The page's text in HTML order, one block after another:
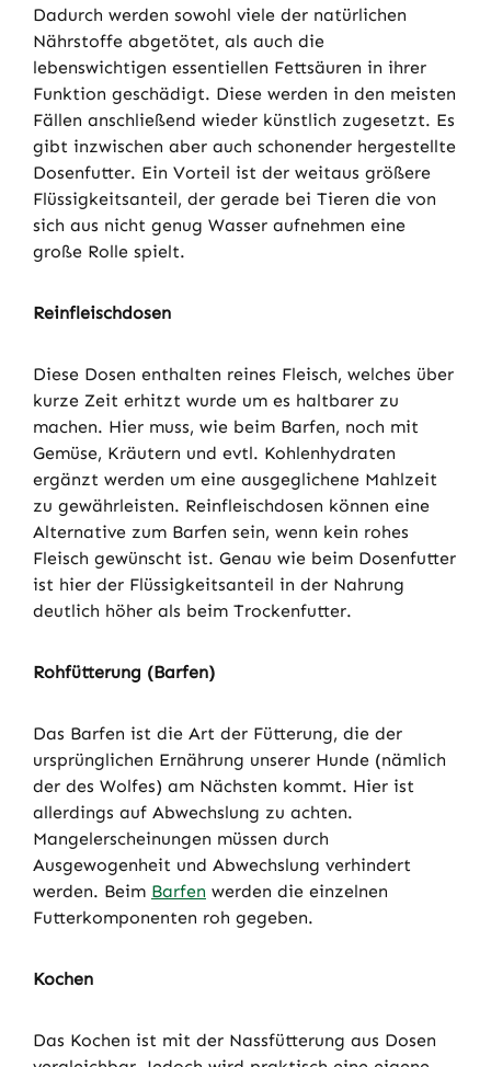
Dadurch werden sowohl viele der natürlichen
Nährstoffe abgetötet, als auch die
lebenswichtigen essentiellen Fettsäuren in ihrer
Funktion geschädigt. Diese werden in den meisten
Fällen anschließend wieder künstlich zugesetzt. Es
gibt inzwischen aber auch schonender hergestellte
Dosenfutter. Ein Vorteil ist der weitaus größere
Flüssigkeitsanteil, der gerade bei Tieren die von
sich aus nicht genug Wasser aufnehmen eine
große Rolle spielt.
Reinfleischdosen
Diese Dosen enthalten reines Fleisch, welches über
kurze Zeit erhitzt wurde um es haltbarer zu
machen. Hier muss, wie beim Barfen, noch mit
Gemüse, Kräutern und evtl. Kohlenhydraten
ergänzt werden um eine ausgeglichene Mahlzeit
zu gewährleisten. Reinfleischdosen können eine
Alternative zum Barfen sein, wenn kein rohes
Fleisch gewünscht ist. Genau wie beim Dosenfutter
ist hier der Flüssigkeitsanteil in der Nahrung
deutlich höher als beim Trockenfutter.
Rohfütterung (Barfen)
Das Barfen ist die Art der Fütterung, die der
ursprünglichen Ernährung unserer Hunde (nämlich
der des Wolfes) am Nächsten kommt. Hier ist
allerdings auf Abwechslung zu achten.
Mangelerscheinungen müssen durch
Ausgewogenheit und Abwechslung verhindert
werden. Beim Barfen werden die einzelnen
Futterkomponenten roh gegeben.
Kochen
Das Kochen ist mit der Nassfütterung aus Dosen